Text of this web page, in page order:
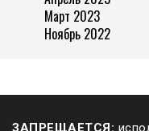
Март 2023
Ноябрь 2022
ЗАПРЕЩАЕТСЯ: